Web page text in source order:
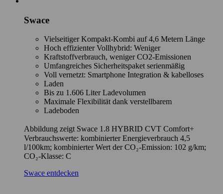
Swace
Vielseitiger Kompakt-Kombi auf 4,6 Metern Länge
Hoch effizienter Vollhybrid: Weniger
Kraftstoffverbrauch, weniger CO2-Emissionen
Umfangreiches Sicherheitspaket serienmäßig
Voll vernetzt: Smartphone Integration & kabelloses
Laden
Bis zu 1.606 Liter Ladevolumen
Maximale Flexibilität dank verstellbarem
Ladeboden
Abbildung zeigt Swace 1.8 HYBRID CVT Comfort+
Verbrauchswerte: kombinierter Energieverbrauch 4,5
l/100km; kombinierter Wert der CO₂-Emission: 102 g/km;
CO₂-Klasse: C
Swace entdecken